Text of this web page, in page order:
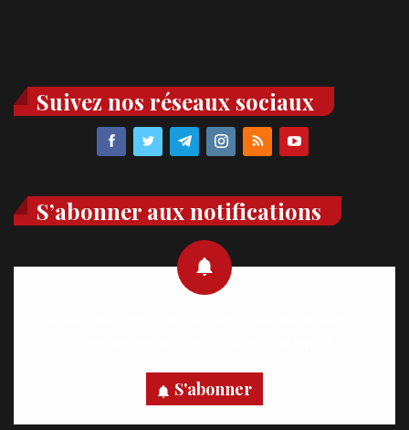
Suivez nos réseaux sociaux
S’abonner aux notifications
S'abonner